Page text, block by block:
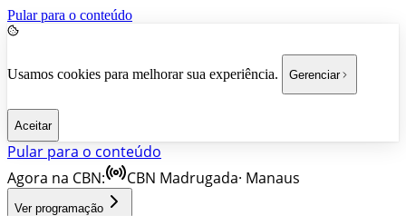
Pular para o conteúdo
Usamos cookies para melhorar sua experiência. Gerenciar
Aceitar
Pular para o conteúdo
Agora na CBN:
CBN Madrugada· Manaus
Ver programação